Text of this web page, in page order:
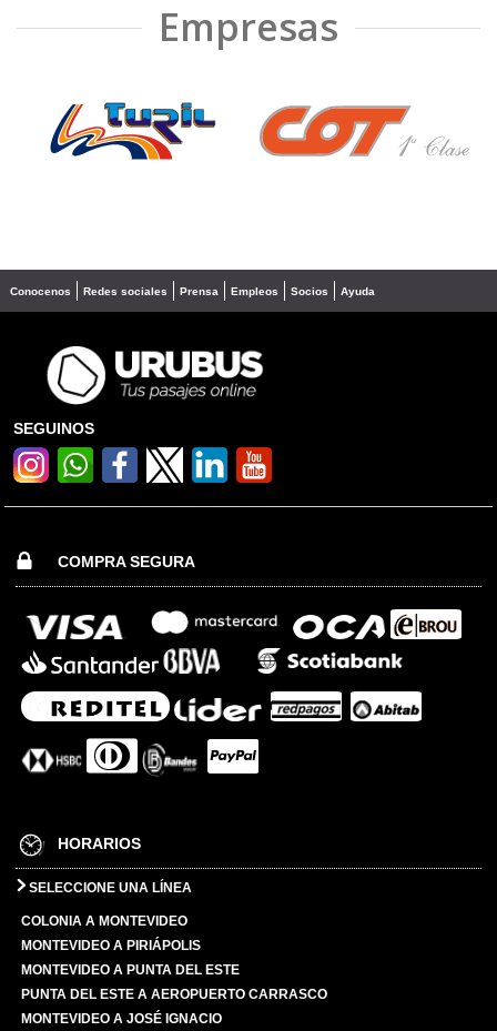
Empresas
❮ ❯
Conocenos Redes sociales Prensa Empleos Socios Ayuda
SEGUINOS
COMPRA SEGURA
HORARIOS
SELECCIONE UNA LÍNEA
COLONIA A MONTEVIDEO
MONTEVIDEO A PIRIÁPOLIS
MONTEVIDEO A PUNTA DEL ESTE
PUNTA DEL ESTE A AEROPUERTO CARRASCO
MONTEVIDEO A JOSÉ IGNACIO